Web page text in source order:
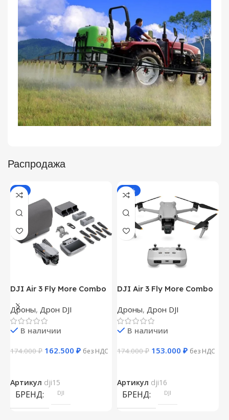
Распродажа
-7%
DJI Air 3 Fly More Combo
Дроны, Дрон DJI
В наличии
174.000₽ 162.500 ₽ без НДС
Артикул dji15
БРЕНД DJI
-12%
DJI Air 3 Fly More Combo
Дроны, Дрон DJI
В наличии
174.000₽ 153.000 ₽ без НДС
Артикул dji16
БРЕНД DJI